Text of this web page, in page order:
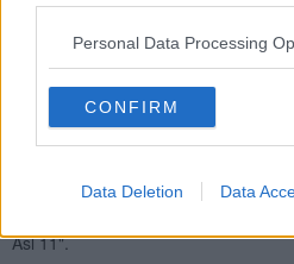
Personal Data Processing
CONFIRM
Data Deletion Data
che consentono un flusso continuo e
scopo.
Chi volesse sostenere
fare una donazione attraverso un
bancario della Cassa di Risparmio
corrente postale
Asl 11".